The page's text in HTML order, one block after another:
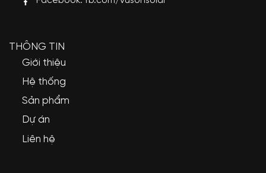
THÔNG TIN
Giới thiệu
Hệ thống
Sản phẩm
Dự án
Liên hệ